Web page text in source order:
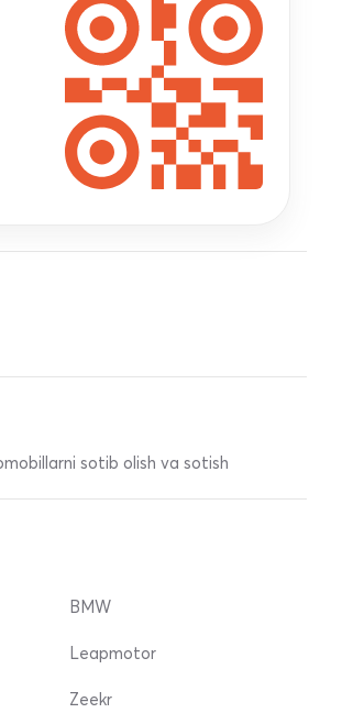
sotib olish va sotish
BMW
Leapmotor
Zeekr